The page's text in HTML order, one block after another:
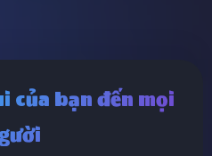
của bạn đến mọi